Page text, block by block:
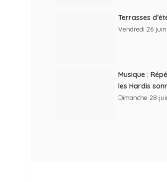
Terrasses
Vendredi 26 juin
Musique :
les Hardis
Dimanche 28